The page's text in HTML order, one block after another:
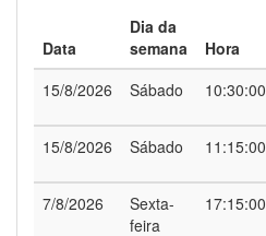
Data
Dia da
semana
Hora
15/8/2026
Sábado 10:30:00
15/8/2026 Sábado 11:15:00
7/8/2026
Sexta-
feira
17:15:00